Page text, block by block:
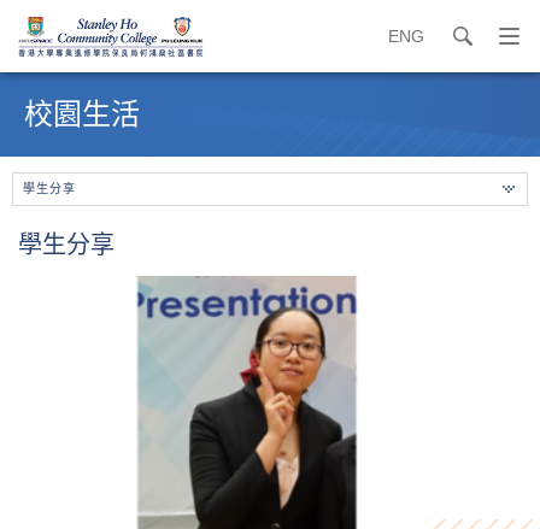
ENG search
打
開
始
校園生活
學生分享
學生分享